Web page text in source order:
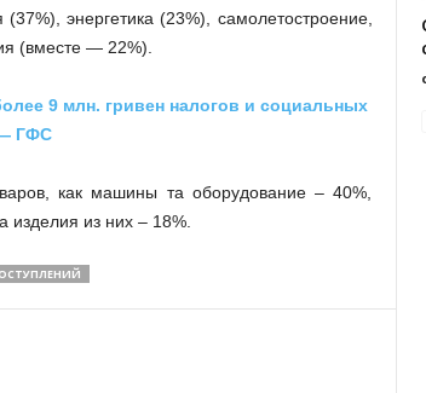
энергетика (23%), самолетостроение,
(вместе — 22%).
9 млн. гривен налогов и социальных
ГФС
как машины та оборудование – 40%,
изделия из них – 18%.